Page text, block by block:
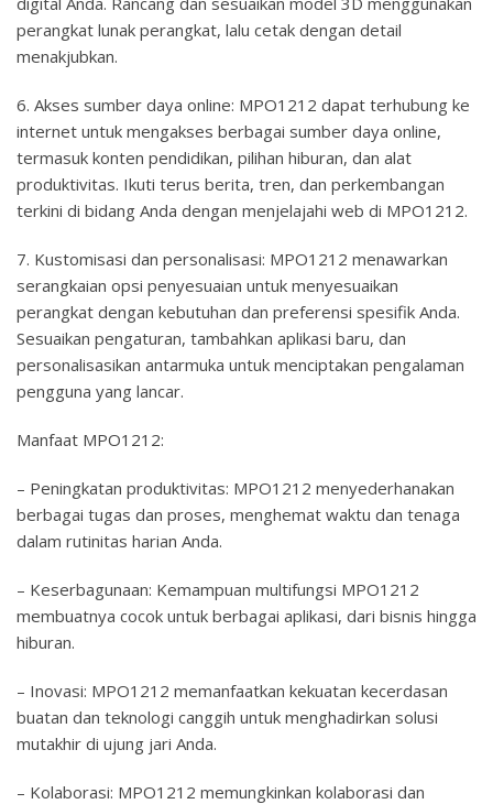
perangkat lunak perangkat, lalu cetak dengan detail
menakjubkan.
6. Akses sumber daya online: MPO1212 dapat terhubung ke
internet untuk mengakses berbagai sumber daya online,
termasuk konten pendidikan, pilihan hiburan, dan alat
produktivitas. Ikuti terus berita, tren, dan perkembangan
terkini di bidang Anda dengan menjelajahi web di MPO1212.
7. Kustomisasi dan personalisasi: MPO1212 menawarkan
serangkaian opsi penyesuaian untuk menyesuaikan
perangkat dengan kebutuhan dan preferensi spesifik Anda.
Sesuaikan pengaturan, tambahkan aplikasi baru, dan
personalisasikan antarmuka untuk menciptakan pengalaman
pengguna yang lancar.
Manfaat MPO1212:
– Peningkatan produktivitas: MPO1212 menyederhanakan
berbagai tugas dan proses, menghemat waktu dan tenaga
dalam rutinitas harian Anda.
– Keserbagunaan: Kemampuan multifungsi MPO1212
membuatnya cocok untuk berbagai aplikasi, dari bisnis hingga
hiburan.
– Inovasi: MPO1212 memanfaatkan kekuatan kecerdasan
buatan dan teknologi canggih untuk menghadirkan solusi
mutakhir di ujung jari Anda.
– Kolaborasi: MPO1212 memungkinkan kolaborasi dan